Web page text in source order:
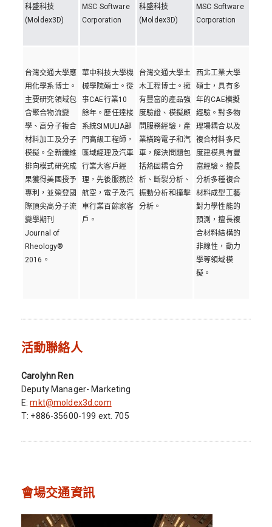
科盛科技
(Moldex3D)
MSC Software
Corporation
科盛科技
(Moldex3D)
MSC Software
Corporation
台灣交通大學應
用化學系博士。
主要研究領域包
含聚合物流變
學、高分子複合
材料加工及分子
模擬。全新纖維
排向模式研究成
果獲得美國授予
專利，並榮登國
際頂尖高分子流
變學期刊
Journal of
Rheology®
2016。
華中科技大學機
械學院碩士。從
事CAE行業10
餘年。歷任達梭
系統SIMULIA部
門高級工程師，
區域經理及汽車
行業大客戶經
理，先後服務於
航空，電子及汽
車行業百餘家客
戶。
台灣交通大學土
木工程博士。擁
有豐富的產品強
度驗證、模擬顧
問服務經驗，產
業橫跨電子和汽
車，解決問題包
括熱固耦合分
析、斷裂分析、
振動分析和撞擊
分析。
西北工業大學
碩士，具有多
年的CAE模擬
經驗。對多物
理場耦合以及
複合材料多尺
度建模具有豐
富經驗。擅長
分析多種複合
材料成型工藝
對力學性能的
預測，擅長複
合材料結構的
非線性，動力
學等領域模
擬。
活動聯絡人
Carolyhn Ren
Deputy Manager- Marketing
E:mkt@moldex3d.com
T: +886-35600-199 ext. 705
會場交通資訊